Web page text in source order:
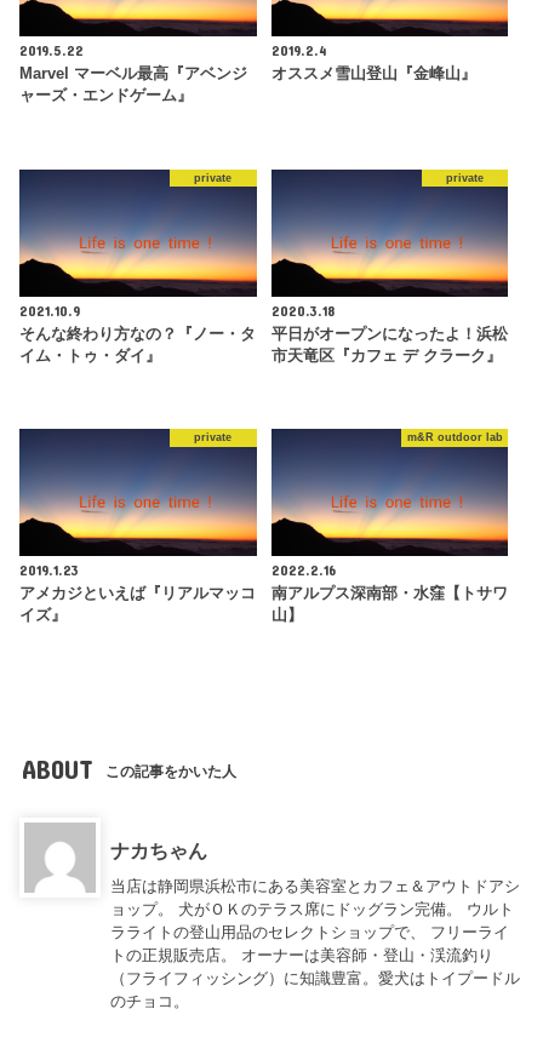
2019.5.22
Marvel マーベル最高『アベンジ
ャーズ・エンドゲーム』
2019.2.4
オススメ雪山登山『金峰山』
private
2021.10.9
そんな終わり方なの？『ノー・タ
イム・トゥ・ダイ』
private
2020.3.18
平日がオープンになったよ！浜松
市天竜区『カフェ デ クラーク』
private
2019.1.23
アメカジといえば『リアルマッコ
イズ』
m&R outdoor lab
2022.2.16
南アルプス深南部・水窪【トサワ
山】
ABOUT この記事をかいた人
ナカちゃん
当店は静岡県浜松市にある美容室とカフェ＆アウトドアシ
ョップ。 犬がＯＫのテラス席にドッグラン完備。 ウルト
ラライトの登山用品のセレクトショップで、 フリーライ
トの正規販売店。 オーナーは美容師・登山・渓流釣り
（フライフィッシング）に知識豊富。愛犬はトイプードル
のチョコ。